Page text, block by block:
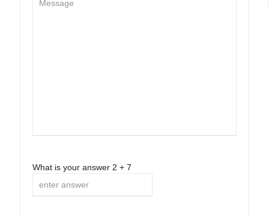
What is your answer 2 + 7